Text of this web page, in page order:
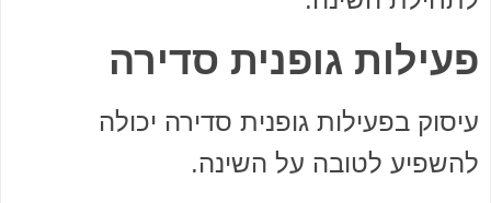
פעילות גופנית סדירה
עיסוק בפעילות גופנית סדירה יכולה
להשפיע לטובה על השינה.